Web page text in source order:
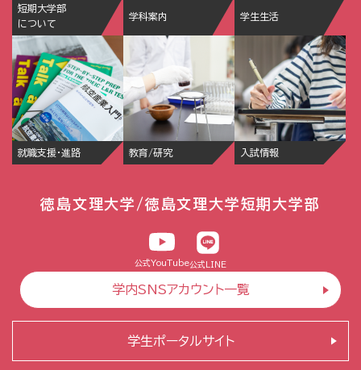
短期大学部
について
学科案内 学生生活
就職支援・進路 教育/研究 入試情報
徳島文理大学/徳島文理大学短期大学部
公式YouTube公式LINE
学内SNSアカウント一覧
学生ポータルサイト